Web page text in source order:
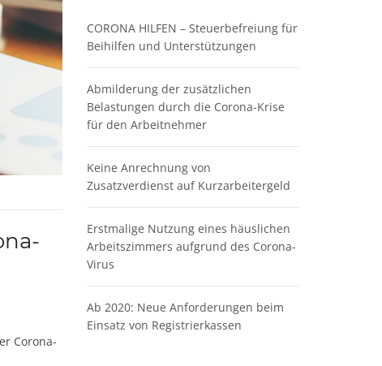
Corona-
CORONA HILFEN – Steuerbefreiung für
Beihilfen und Unterstützungen
Abmilderung der zusätzlichen
Belastungen durch die Corona-Krise
für den Arbeitnehmer
Keine Anrechnung von
Zusatzverdienst auf Kurzarbeitergeld
Erstmalige Nutzung eines häuslichen
Arbeitszimmers aufgrund des Corona-
Virus
Ab 2020: Neue Anforderungen beim
Einsatz von Registrierkassen